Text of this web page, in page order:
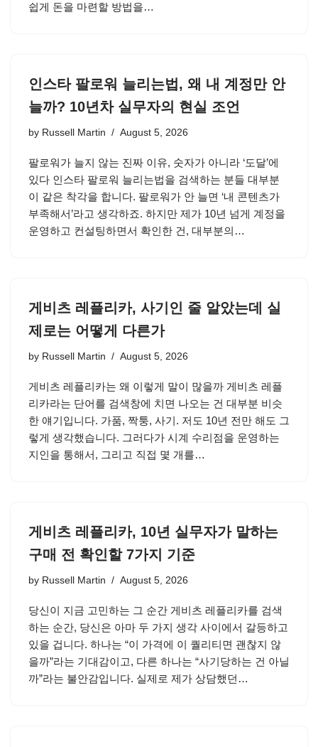
쉽게 돈을 마련할 방법을…
인스타 팔로워 늘리는법, 왜 내 계정만 안
늘까? 10년차 실무자의 현실 조언
by Russell Martin August 5, 2026
팔로워가 늘지 않는 진짜 이유, 숫자가 아니라 ‘도달’에
있다 인스타 팔로워 늘리는법을 검색하는 분들 대부분
이 같은 착각을 합니다. 팔로워가 안 늘면 ‘내 콘텐츠가
부족해서’라고 생각하죠. 하지만 제가 10년 넘게 계정을
운영하고 컨설팅하면서 확인한 건, 대부분의…
게비츠 레플리카, 사기인 줄 알았는데 실
제로는 어떻게 다른가
by Russell Martin August 5, 2026
게비츠 레플리카는 왜 이렇게 말이 많을까 게비츠 레플
리카라는 단어를 검색창에 치면 나오는 건 대부분 비슷
한 얘기입니다. 가품, 짝퉁, 사기. 저도 10년 전만 해도 그
렇게 생각했습니다. 그러다가 시계 수리점을 운영하는
지인을 통해서, 그리고 직접 몇 개를…
게비츠 레플리카, 10년 실무자가 말하는
구매 전 확인할 7가지 기준
by Russell Martin August 5, 2026
당신이 지금 고민하는 그 순간 게비츠 레플리카를 검색
하는 순간, 당신은 아마 두 가지 생각 사이에서 갈등하고
있을 겁니다. 하나는 “이 가격에 이 퀄리티면 괜찮지 않
을까”라는 기대감이고, 다른 하나는 “사기당하는 건 아닐
까”라는 불안감입니다. 실제로 제가 상담했던…